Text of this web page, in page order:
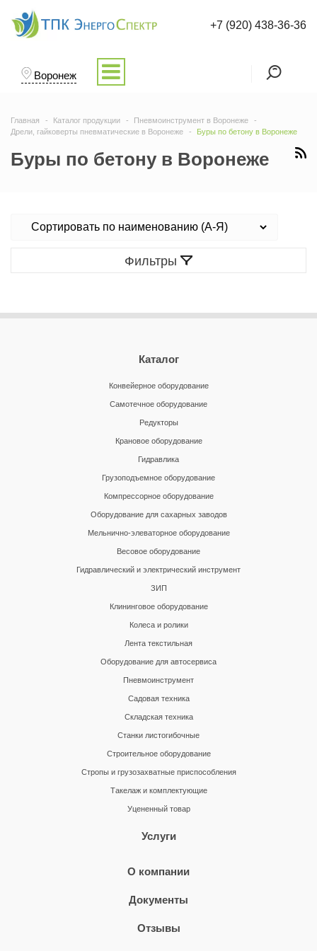
Воронеж
+7 (920) 438-36-36
Главная Каталог продукции
Пневмоинструмент в Воронеже
Дрели, гайковерты пневматические в Воронеже
Буры по бетону в Воронеже
Буры по бетону в Воронеже
Фильтры
Каталог
Конвейерное оборудование
Самотечное оборудование
Редукторы
Крановое оборудование
Гидравлика
Грузоподъемное оборудование
Компрессорное оборудование
Оборудование для сахарных заводов
Мельнично-элеваторное оборудование
Весовое оборудование
Гидравлический и электрический инструмент
ЗИП
Клининговое оборудование
Колеса и ролики
Лента текстильная
Оборудование для автосервиса
Пневмоинструмент
Садовая техника
Складская техника
Станки листогибочные
Строительное оборудование
Стропы и грузозахватные приспособления
Такелаж и комплектующие
Уцененный товар
Услуги
О компании
Документы
Отзывы